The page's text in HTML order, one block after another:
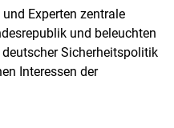
Experten zentrale
und beleuchten
Sicherheitspolitik
Interessen der